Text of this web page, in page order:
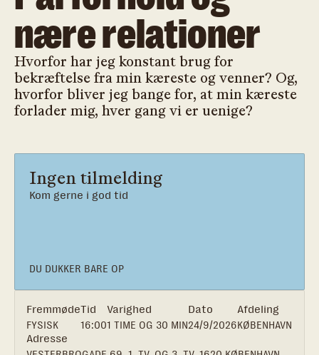
nære relationer
Hvorfor har jeg konstant brug for
bekræftelse fra min kæreste og venner? Og,
hvorfor bliver jeg bange for, at min kæreste
forlader mig, hver gang vi er uenige?
DU DUKKER BARE OP
Ingen tilmelding
Kom gerne i god tid
Fremmøde
FYSISK
Tid
16:00
Varighed
1 TIME OG 30 MIN
Dato
24/9/2026
Afdeling
KØBENHAVN
Adresse